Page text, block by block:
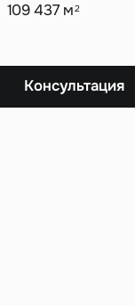
109 437 м2
Консультация